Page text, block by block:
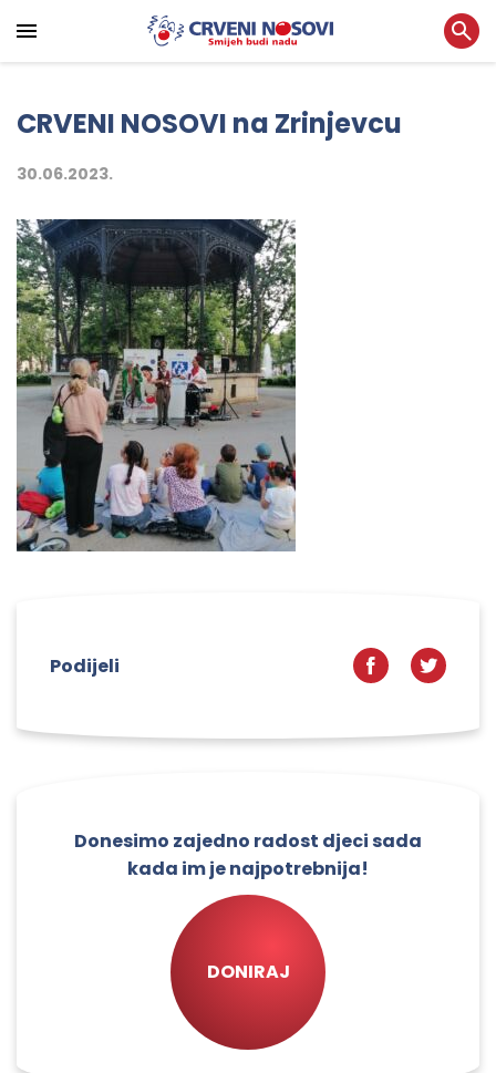
CRVENI NOSOVI na Zrinjevcu
30.06.2023.
Podijeli
Donesimo zajedno radost djeci sada
kada im je najpotrebnija!
DONIRAJ